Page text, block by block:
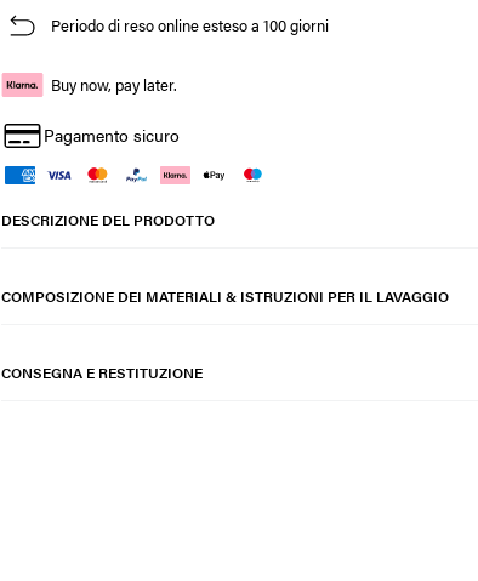
Periodo di reso online esteso a 100 giorni
Buy now, pay later.
Pagamento sicuro
DESCRIZIONE DEL PRODOTTO
COMPOSIZIONE DEI MATERIALI & ISTRUZIONI PER IL LAVAGGIO
CONSEGNA E RESTITUZIONE